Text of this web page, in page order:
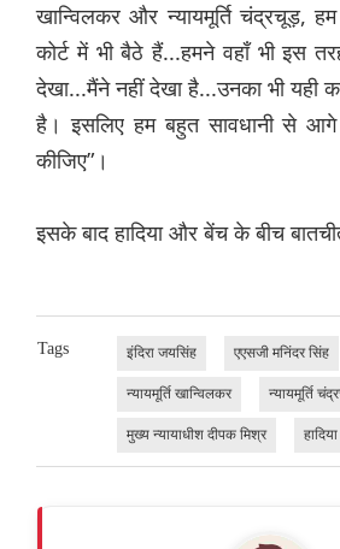
खान्विलकर और न्यायमूर्ति चंद्रचूड़,
कोर्ट में भी बैठे हैं...हमने वहाँ भी इस
देखा...मैंने नहीं देखा है...उनका भी यही
है। इसलिए हम बहुत सावधानी से
कीजिए”।
इसके बाद हादिया और बेंच के बीच
Tags इंदिरा जयसिंह एएसजी मनिंदर सिंह
न्यायमूर्ति खान्विलकर न्यायमूर्ति
मुख्य न्यायाधीश दीपक मिश्र हादिया